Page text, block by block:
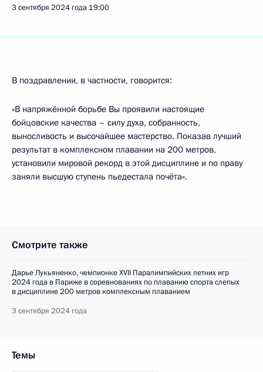
3 сентября 2024 года 19:00
В поздравлении, в частности, говорится:
«В напряжённой борьбе Вы проявили настоящие
бойцовские качества – силу духа, собранность,
выносливость и высочайшее мастерство. Показав лучший
результат в комплексном плавании на 200 метров,
установили мировой рекорд в этой дисциплине и по праву
заняли высшую ступень пьедестала почёта».
Смотрите также
Дарье Лукьяненко, чемпионке XVII Паралимпийских летних игр
2024 года в Париже в соревнованиях по плаванию спорта слепых
в дисциплине 200 метров комплексным плаванием
3 сентября 2024 года
Темы